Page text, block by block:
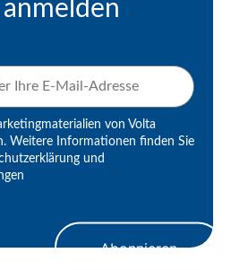
von Volta
Weitere Informationen finden Sie
und
Abonnieren